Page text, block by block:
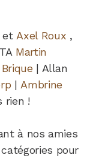
Axel Roux ,
Martin
| Allan
| Ambrine
rien !
à nos amies
pour